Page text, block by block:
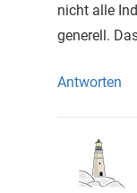
nicht alle
generell.
Antworten